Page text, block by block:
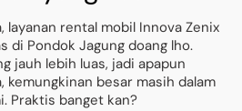
layanan rental mobil Innova Zenix
di Pondok Jagung doang lho.
jauh lebih luas, jadi apapun
kemungkinan besar masih dalam
Praktis banget kan?